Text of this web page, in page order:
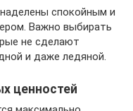
спокойным и
Важно выбирать
не сделают
и даже ледяной.
ценностей